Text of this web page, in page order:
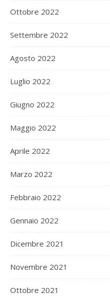
Ottobre 2022
Settembre 2022
Agosto 2022
Luglio 2022
Giugno 2022
Maggio 2022
Aprile 2022
Marzo 2022
Febbraio 2022
Gennaio 2022
Dicembre 2021
Novembre 2021
Ottobre 2021